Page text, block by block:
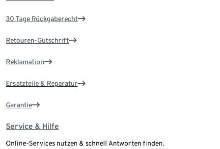
30 Tage Rückgaberecht
Retouren-Gutschrift
Reklamation
Ersatzteile & Reparatur
Garantie
Service & Hilfe
Online-Services nutzen & schnell Antworten finden.